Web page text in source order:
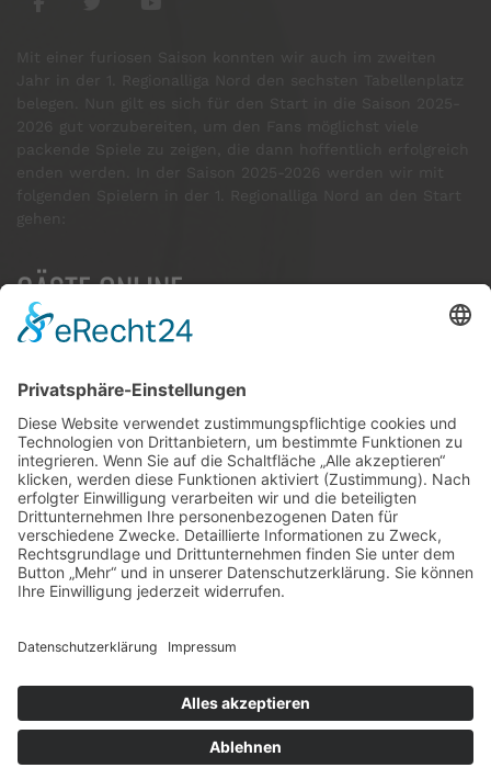
Mit einer furiosen Saison konnten wir auch im zweiten
Jahr in der 1. Regionalliga Nord den sechsten Tabellenplatz
packende Spiele zu zeigen, die dann hoffentlich erfolgreich
GÄSTE ONLINE
Aktuell:1 Gast
LETZTEMATCHES
DBV CHARLOTTENBURG 79 60 RED DEVILS
Umsetzung:www.mumbomedia.de